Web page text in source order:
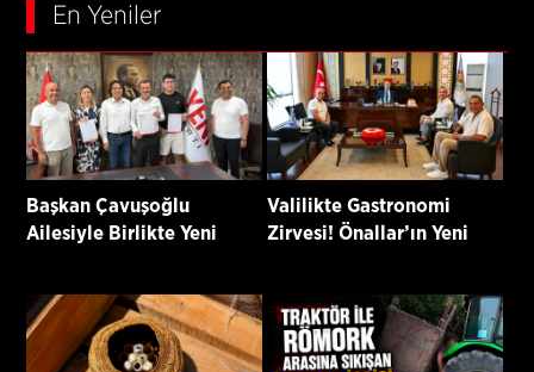
En Yeniler
Başkan Çavuşoğlu
Ailesiyle Birlikte Yeni
Valilikte Gastronomi
Zirvesi! Önallar’ın Yeni